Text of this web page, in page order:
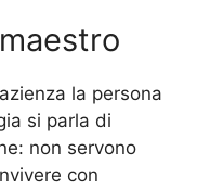
la persona
si parla di
non servono
con